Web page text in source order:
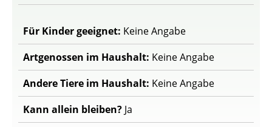
Für Kinder geeignet: Keine Angabe
Artgenossen im Haushalt: Keine Angabe
Andere Tiere im Haushalt: Keine Angabe
Kann allein bleiben? Ja